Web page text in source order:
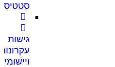
גישות